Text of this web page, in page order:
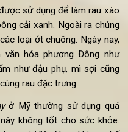
được sử dụng để làm rau
cải xanh. Ngoài ra